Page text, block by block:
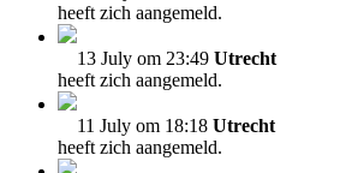
heeft zich aangemeld.
13 July om 23:49 Utrecht
heeft zich aangemeld.
11 July om 18:18 Utrecht
heeft zich aangemeld.